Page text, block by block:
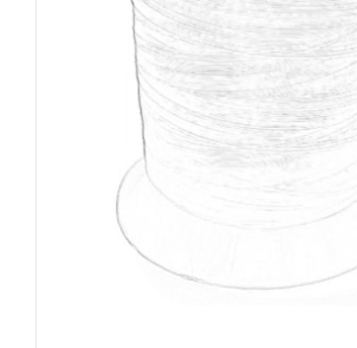
DETAILS